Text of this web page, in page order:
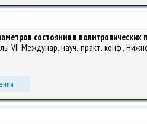
состояния в политропических
Междунар. науч.-практ. конф.,